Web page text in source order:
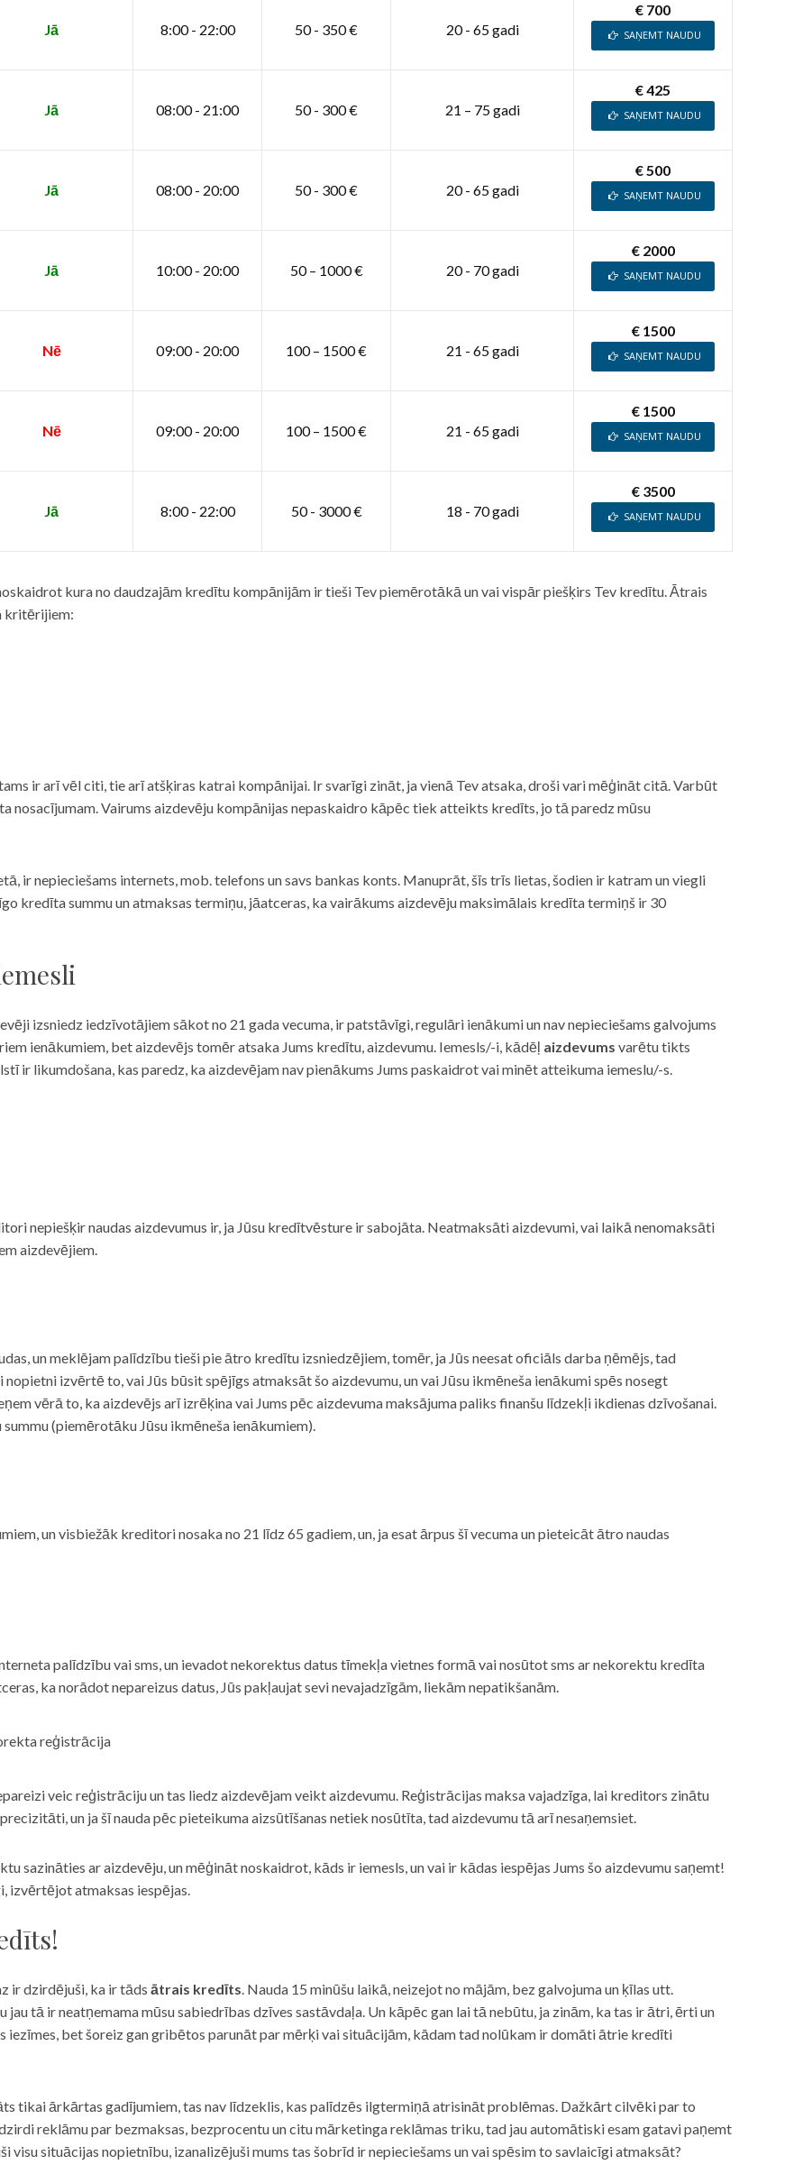
Jā 8:00 - 22:00 50 - 350 € 20 - 65 gadi
€ 700
SAŅEMT NAUDU
Jā 08:00 - 21:00 50 - 300 € 21 – 75 gadi
€ 425
SAŅEMT NAUDU
Jā 08:00 - 20:00 50 - 300 € 20 - 65 gadi
€ 500
SAŅEMT NAUDU
Jā 10:00 - 20:00 50 – 1000 € 20 - 70 gadi
€ 2000
SAŅEMT NAUDU
Nē 09:00 - 20:00 100 – 1500 € 21 - 65 gadi
€ 1500
SAŅEMT NAUDU
Nē 09:00 - 20:00 100 – 1500 € 21 - 65 gadi
€ 1500
SAŅEMT NAUDU
Jā 8:00 - 22:00 50 - 3000 € 18 - 70 gadi
€ 3500
SAŅEMT NAUDU
kura no daudzajām kredītu kompānijām ir tieši Tev piemērotākā un vai vispār piešķirs Tev kredītu. Ātrais
kritērijiem:
ir arī vēl citi, tie arī atšķiras katrai kompānijai. Ir svarīgi zināt, ja vienā Tev atsaka, droši vari mēģināt citā. Varbūt
nosacījumam. Vairums aizdevēju kompānijas nepaskaidro kāpēc tiek atteikts kredīts, jo tā paredz mūsu
ir nepieciešams internets, mob. telefons un savs bankas konts. Manuprāt, šīs trīs lietas, šodien ir katram un viegli
kredīta summu un atmaksas termiņu, jāatceras, ka vairākums aizdevēju maksimālais kredīta termiņš ir 30
izsniedz iedzīvotājiem sākot no 21 gada vecuma, ir patstāvīgi, regulāri ienākumi un nav nepieciešams galvojums
ienākumiem, bet aizdevējs tomēr atsaka Jums kredītu, aizdevumu. Iemesls/-i, kādēļ aizdevums varētu tikts
ir likumdošana, kas paredz, ka aizdevējam nav pienākums Jums paskaidrot vai minēt atteikuma iemeslu/-s.
nepiešķir naudas aizdevumus ir, ja Jūsu kredītvēsture ir sabojāta. Neatmaksāti aizdevumi, vai laikā nenomaksāti
aizdevējiem.
un meklējam palīdzību tieši pie ātro kredītu izsniedzējiem, tomēr, ja Jūs neesat oficiāls darba ņēmējs, tad
izvērtē to, vai Jūs būsit spējīgs atmaksāt šo aizdevumu, un vai Jūsu ikmēneša ienākumi spēs nosegt
vērā to, ka aizdevējs arī izrēķina vai Jums pēc aizdevuma maksājuma paliks finanšu līdzekļi ikdienas dzīvošanai.
(piemērotāku Jūsu ikmēneša ienākumiem).
un visbiežāk kreditori nosaka no 21 līdz 65 gadiem, un, ja esat ārpus šī vecuma un pieteicāt ātro naudas
palīdzību vai sms, un ievadot nekorektus datus tīmekļa vietnes formā vai nosūtot sms ar nekorektu kredīta
ka norādot nepareizus datus, Jūs pakļaujat sevi nevajadzīgām, liekām nepatikšanām.
reģistrācija
veic reģistrāciju un tas liedz aizdevējam veikt aizdevumu. Reģistrācijas maksa vajadzīga, lai kreditors zinātu
un ja šī nauda pēc pieteikuma aizsūtīšanas netiek nosūtīta, tad aizdevumu tā arī nesaņemsiet.
sazināties ar aizdevēju, un mēģināt noskaidrot, kāds ir iemesls, un vai ir kādas iespējas Jums šo aizdevumu saņemt!
izvērtējot atmaksas iespējas.
ir dzirdējuši, ka ir tāds ātrais kredīts. Nauda 15 minūšu laikā, neizejot no mājām, bez galvojuma un ķīlas utt.
tā ir neatņemama mūsu sabiedrības dzīves sastāvdaļa. Un kāpēc gan lai tā nebūtu, ja zinām, ka tas ir ātri, ērti un
iezīmes, bet šoreiz gan gribētos parunāt par mērķi vai situācijām, kādam tad nolūkam ir domāti ātrie kredīti
tikai ārkārtas gadījumiem, tas nav līdzeklis, kas palīdzēs ilgtermiņā atrisināt problēmas. Dažkārt cilvēki par to
reklāmu par bezmaksas, bezprocentu un citu mārketinga reklāmas triku, tad jau automātiski esam gatavi paņemt
visu situācijas nopietnību, izanalizējuši mums tas šobrīd ir nepieciešams un vai spēsim to savlaicīgi atmaksāt?